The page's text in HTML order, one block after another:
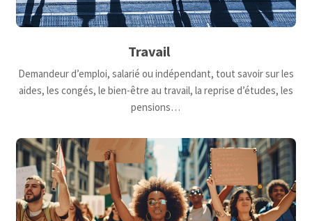
Travail
Demandeur d’emploi, salarié ou indépendant, tout savoir sur les
aides, les congés, le bien-être au travail, la reprise d’études, les
pensions…